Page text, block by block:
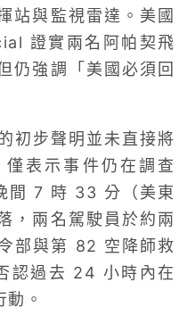
站與監視雷達。美國
證實兩名阿帕契飛
仍強調「美國必須回
初步聲明並未直接將
表示事件仍在調查
間 7 時 33 分（美東
，兩名駕駛員於約兩
部與第 82 空降師救
認過去 24 小時內在
。